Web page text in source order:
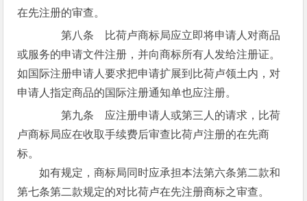
在先注册的审查。
第八条 比荷卢商标局应立即将申请人对商品
或服务的申请文件注册，并向商标所有人发给注册证。
如国际注册申请人要求把申请扩展到比荷卢领土内，对
申请人指定商品的国际注册通知单也应注册。
第九条 应注册申请人或第三人的请求，比荷
卢商标局应在收取手续费后审查比荷卢注册的在先商
标。
如有规定，商标局同时应承担本法第六条第二款和
第七条第二款规定的对比荷卢在先注册商标之审查。